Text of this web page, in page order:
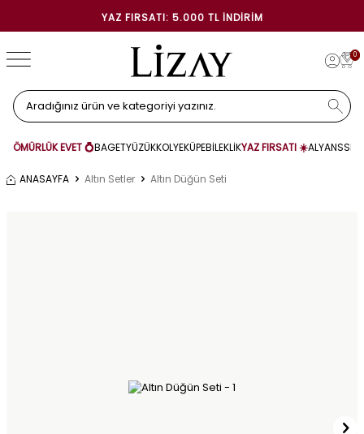
YAZ FIRSATI: 5.000 TL İNDIRIM
0
ÖMÜRLÜK EVET 💍BAGETYÜZÜKKOLYEKÜPEBİLEKLİKYAZ FIRSATI ☀️ALYANS
ANASAYFA Altın Setler Altın Düğün Seti